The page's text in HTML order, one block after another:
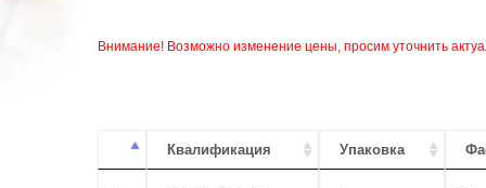
Внимание! Возможно изменение цены, просим уточнить
Квалификация Упаковка